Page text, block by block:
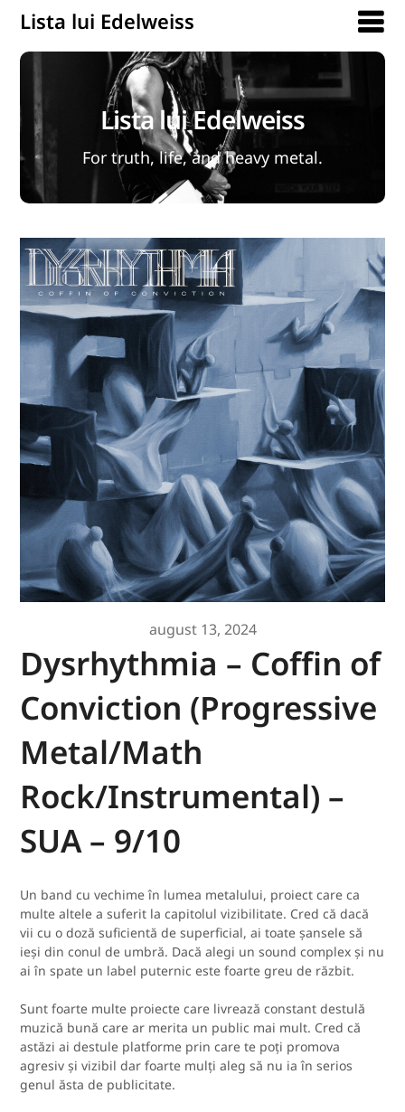
Lista lui Edelweiss
Lista lui Edelweiss
For truth, life, and heavy metal.
august 13, 2024
Dysrhythmia – Coffin of
Conviction (Progressive
Metal/Math
Rock/Instrumental) –
SUA – 9/10
Un band cu vechime în lumea metalului, proiect care ca
multe altele a suferit la capitolul vizibilitate. Cred că dacă
vii cu o doză suficientă de superficial, ai toate șansele să
ieși din conul de umbră. Dacă alegi un sound complex și nu
ai în spate un label puternic este foarte greu de răzbit.
Sunt foarte multe proiecte care livrează constant destulă
muzică bună care ar merita un public mai mult. Cred că
astăzi ai destule platforme prin care te poți promova
agresiv și vizibil dar foarte mulți aleg să nu ia în serios
genul ăsta de publicitate.